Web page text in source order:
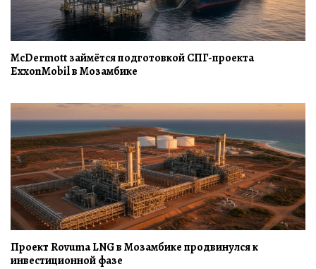
McDermott займётся подготовкой СПГ-проекта
ExxonMobil в Мозамбике
Проект Rovuma LNG в Мозамбике продвинулся к
инвестиционной фазе